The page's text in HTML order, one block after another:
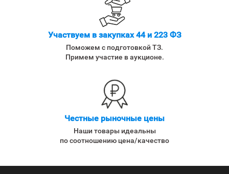
Участвуем в закупках 44 и 223 ФЗ
Поможем с подготовкой ТЗ.
Примем участие в аукционе.
Честные рыночные цены
Наши товары идеальны
по соотношению цена/качество